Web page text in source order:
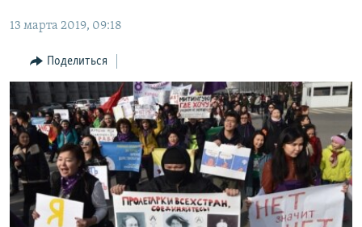
главной
навигации
Вернутся
поиску
ТАДЖИКИСТАН
ҚАЗАҚША
КЫРГЫЗЧА
ЎЗБЕКЧА
ТОҶИКӢ
TÜRKMENÇE
Все сайты РСЕ/РС
13 марта 2019, 09:18
Поделиться